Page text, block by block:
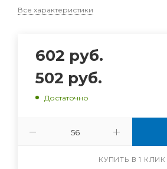
Все характеристики
602 руб.
502 руб.
Достаточно
КУПИТЬ В 1 КЛИК